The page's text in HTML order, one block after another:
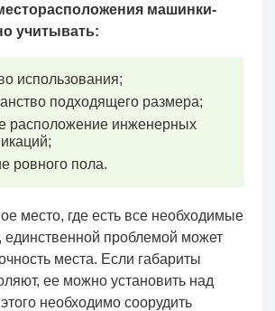
машинки-
учитывать:
использования;
подходящего размера;
расположение инженерных
ровного пола.
место, где есть все необходимые
единственной проблемой может
места. Если габариты
ее можно установить над
необходимо соорудить